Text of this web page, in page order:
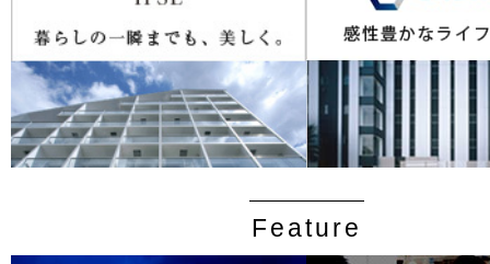
Feature